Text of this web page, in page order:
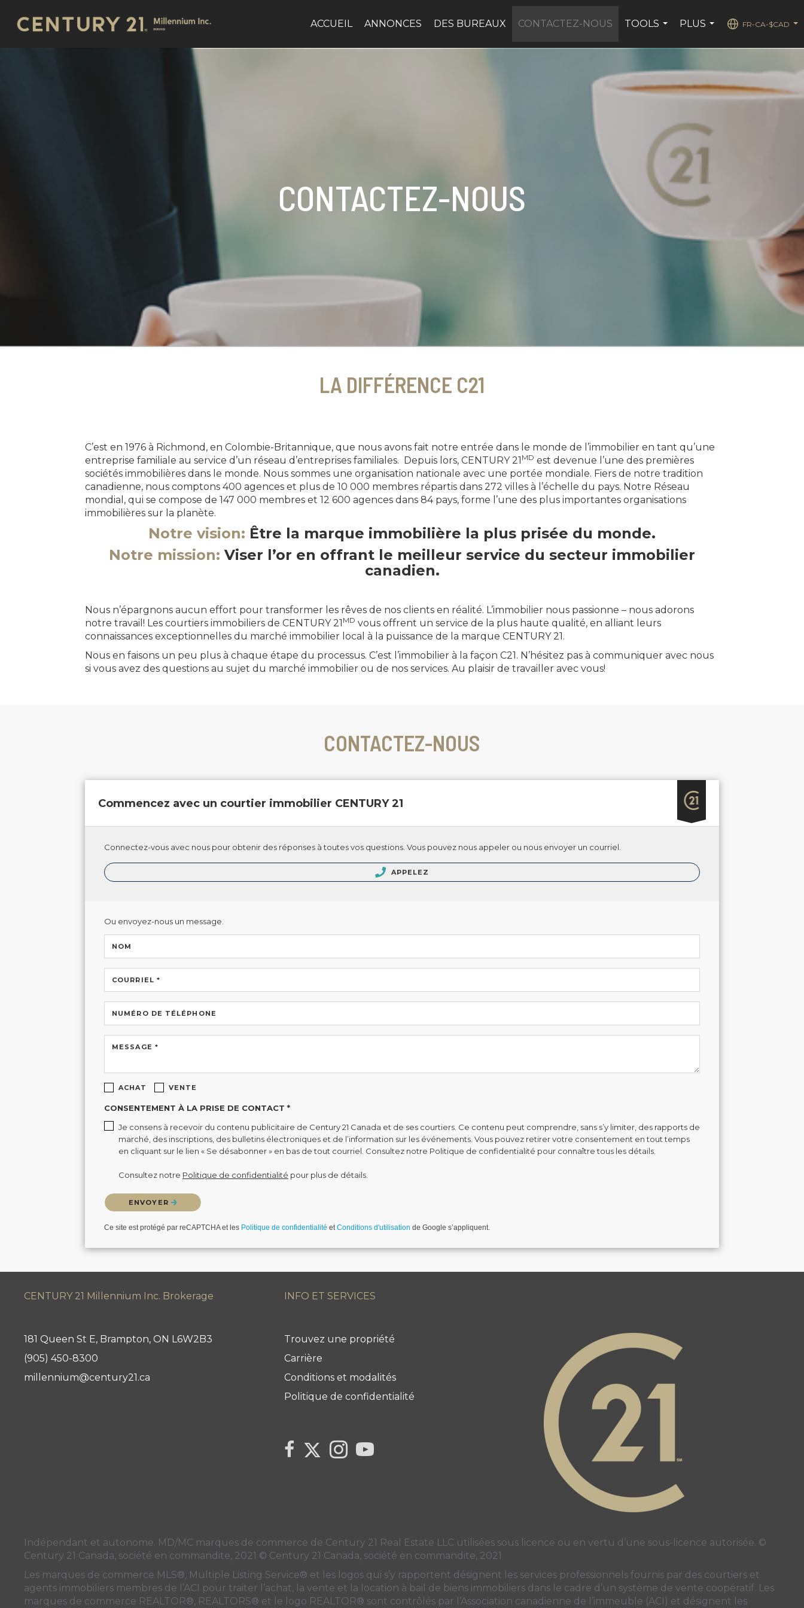
ACCUEIL ANNONCES DES BUREAUX CONTACTEZ-NOUS
TOOLS
PLUS
FR-CA-$CAD
CONTACTEZ-NOUS
LA DIFFÉRENCE C21
C’est en 1976 à Richmond, en Colombie-Britannique, que nous avons fait notre entrée dans le monde de l’immobilier en tant qu’une
entreprise familiale au service d’un réseau d’entreprises familiales. Depuis lors, CENTURY 21 MD est devenue l’une des premières
sociétés immobilières dans le monde. Nous sommes une organisation nationale avec une portée mondiale. Fiers de notre tradition
canadienne, nous comptons 400 agences et plus de 10 000 membres répartis dans 272 villes à l’échelle du pays. Notre Réseau
mondial, qui se compose de 147 000 membres et 12 600 agences dans 84 pays, forme l’une des plus importantes organisations
immobilières sur la planète.
Notre vision: Être la marque immobilière la plus prisée du monde.
Notre mission: Viser l’or en offrant le meilleur service du secteur immobilier
canadien.
Nous n’épargnons aucun effort pour transformer les rêves de nos clients en réalité. L’immobilier nous passionne – nous adorons
notre travail! Les courtiers immobiliers de CENTURY 21 MD vous offrent un service de la plus haute qualité, en alliant leurs
connaissances exceptionnelles du marché immobilier local à la puissance de la marque CENTURY 21.
Nous en faisons un peu plus à chaque étape du processus. C’est l’immobilier à la façon C21. N’hésitez pas à communiquer avec nous
si vous avez des questions au sujet du marché immobilier ou de nos services. Au plaisir de travailler avec vous!
CONTACTEZ-NOUS
Commencez avec un courtier immobilier CENTURY 21
Connectez-vous avec nous pour obtenir des réponses à toutes vos questions. Vous pouvez nous appeler ou nous envoyer un courriel.
APPELEZ
Ou envoyez-nous un message.
NOM
COURRIEL *
NUMÉRO DE TÉLÉPHONE
MESSAGE *
ACHAT VENTE
CONSENTEMENT À LA PRISE DE CONTACT *
Je consens à recevoir du contenu publicitaire de Century 21 Canada et de ses courtiers. Ce contenu peut comprendre, sans s’y limiter, des rapports de
marché, des inscriptions, des bulletins électroniques et de l’information sur les événements. Vous pouvez retirer votre consentement en tout temps
en cliquant sur le lien « Se désabonner » en bas de tout courriel. Consultez notre Politique de confidentialité pour connaître tous les détails.
Consultez notre Politique de confidentialité pour plus de détails.
Veuillez confirmer que vous n'êtes pas un robot.
ENVOYER
Ce site est protégé par reCAPTCHA et les Politique de confidentialité etConditions d'utilisation de Google s’appliquent.
CENTURY 21 Millennium Inc. Brokerage INFO ET SERVICES
181 Queen St E, Brampton, ON L6W2B3
(905) 450-8300
millennium@century21.ca
Trouvez une propriété
Carrière
Conditions et modalités
Politique de confidentialité
link to Century 21 Canada's facebook page
Link to Century 21 Canada's Twitter page
Link to Century 21 Canada's Instagram page
link to Century 21 Canada's YouTube page
Indépendant et autonome. MD/MC marques de commerce de Century 21 Real Estate LLC utilisées sous licence ou en vertu d’une sous-licence autorisée. ©
Century 21 Canada, société en commandite, 2021 © Century 21 Canada, société en commandite, 2021
Les marques de commerce MLS®, Multiple Listing Service® et les logos qui s’y rapportent désignent les services professionnels fournis par des courtiers et
agents immobiliers membres de l’ACI pour traiter l’achat, la vente et la location à bail de biens immobiliers dans le cadre d’un système de vente coopératif. Les
marques de commerce REALTOR®, REALTORS® et le logo REALTOR® sont contrôlés par l’Association canadienne de l’immeuble (ACI) et désignent les